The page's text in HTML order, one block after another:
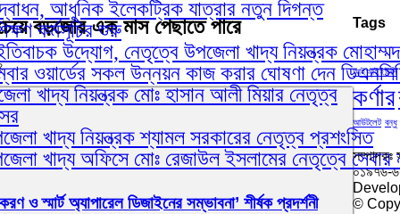
আধুনিক ইলেকট্রিক যাত্রার নতুন দিগন্ত
কর্মসূচির শুরু
উদ্যোগ, নেতৃত্বে উপজেলা খাদ্য নিয়ন্ত্রক
ওয়ার্ডের সকল উন্নয়ন কাজ করার ঘোষণা দেন
খাদ্য নিয়ন্ত্রক মোঃ হাসান আলী মিয়ার নেতৃত্ব
খাদ্য নিয়ন্ত্রক শ্যামল সরকারের নেতৃত্ব প্রশংসিত
খাদ্য অফিসে মোঃ রেজাউল ইসলামের নেতৃত্বে
বড়জোর এক মাস পেছাতে পারে
ও স্মার্ট অ্যাপারেল ডিজাইনের সম্ভাবনা’ শীর্ষক প্রদর্শনী
Tags
আইআইইউসি
কর্ণার
আউটলেট বন্ধু
সম্পাদকঃ
০১৯৭৬-
©